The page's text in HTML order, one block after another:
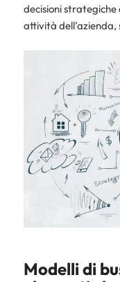
decisioni strategiche
attività dell’azienda,
Modelli di